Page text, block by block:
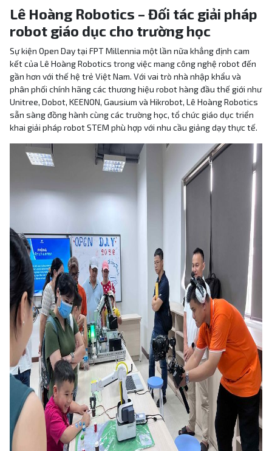
Lê Hoàng Robotics – Đối tác giải pháp
robot giáo dục cho trường học
Sự kiện Open Day tại FPT Millennia một lần nữa khẳng định cam
kết của Lê Hoàng Robotics trong việc mang công nghệ robot đến
gần hơn với thế hệ trẻ Việt Nam. Với vai trò nhà nhập khẩu và
phân phối chính hãng các thương hiệu robot hàng đầu thế giới như
Unitree, Dobot, KEENON, Gausium và Hikrobot, Lê Hoàng Robotics
sẵn sàng đồng hành cùng các trường học, tổ chức giáo dục triển
khai giải pháp robot STEM phù hợp với nhu cầu giảng dạy thực tế.